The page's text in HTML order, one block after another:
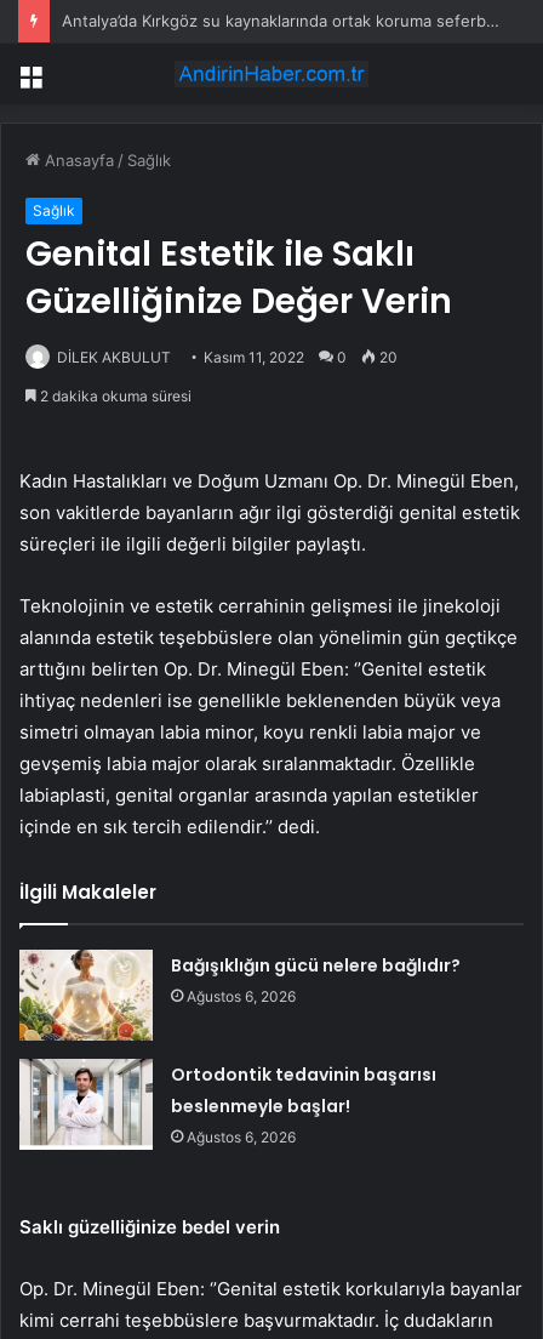
Antalya’da Kırkgöz su kaynaklarında ortak koruma seferberliği
Menü
Anasayfa / Sağlık
Sağlık
Genital Estetik ile Saklı
Güzelliğinize Değer Verin
DİLEK AKBULUT Kasım 11, 2022 0 20
2 dakika okuma süresi
Kadın Hastalıkları ve Doğum Uzmanı Op. Dr. Minegül Eben,
son vakitlerde bayanların ağır ilgi gösterdiği genital estetik
süreçleri ile ilgili değerli bilgiler paylaştı.
Teknolojinin ve estetik cerrahinin gelişmesi ile jinekoloji
alanında estetik teşebbüslere olan yönelimin gün geçtikçe
arttığını belirten Op. Dr. Minegül Eben: ‘’Genitel estetik
ihtiyaç nedenleri ise genellikle beklenenden büyük veya
simetri olmayan labia minor, koyu renkli labia major ve
gevşemiş labia major olarak sıralanmaktadır. Özellikle
labiaplasti, genital organlar arasında yapılan estetikler
içinde en sık tercih edilendir.’’ dedi.
İlgili Makaleler
Bağışıklığın gücü nelere bağlıdır?
Ağustos 6, 2026
Ortodontik tedavinin başarısı
beslenmeyle başlar!
Ağustos 6, 2026
Saklı güzelliğinize bedel verin
Op. Dr. Minegül Eben: ‘’Genital estetik korkularıyla bayanlar
kimi cerrahi teşebbüslere başvurmaktadır. İç dudakların